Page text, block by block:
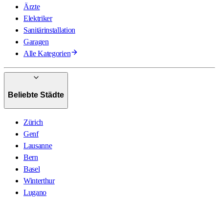
Ärzte
Elektriker
Sanitärinstallation
Garagen
Alle Kategorien
Beliebte Städte
Zürich
Genf
Lausanne
Bern
Basel
Winterthur
Lugano